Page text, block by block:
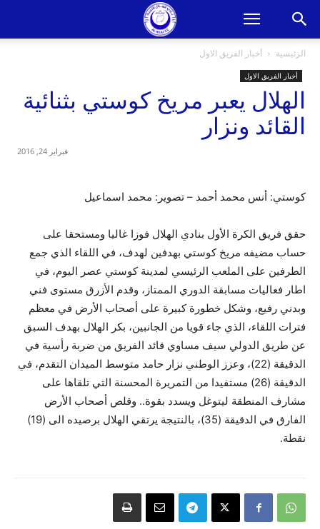
الرئيسية أخبار الفريق الاول
أخبار الفريق الاول
الهلال يعبر مريخ كوستي بثنائية
القائد ونزار
فبراير 24, 2016
كوستي: أنس محمد أحمد – تصوير: محمد اسماعيل
حقق فريق الكرة الأول بنادي الهلال فوزا غاليا ومستحقا على
حساب مضيفه مريخ كوستي بهدفين لهدف، في اللقاء الذي جمع
الطرفين على الملعب الرئيسي لمدينة كوستي عصر اليوم، في
اطار فعاليات مسابقة الدوري الممتاز، وقدم الأزرق مستوى فني
وبدني رفيع، وشكل خطورة كبيرة على أصحاب الأرض في معظم
فترات اللقاء، الذي جاء قويا من الجانبين، بكر الهلال بهدف السبق
عن طريق الدولي سيف مساوي قائد الفريق من ضربة رأسية في
الدقيقة (22)، وعزز الوطني نزار حامد متوسط الميدان التقدم، في
الدقيقة (26) مستفيدا من التمريرة المحسنة التي تلقاها على
مشارف المنطقة ليتوغل ويسدد بقوة.. وقلص أصحاب الأرض
الفارق في الدقيقة (35)، بالنتيجة يرتقي الهلال برصيده الى (19)
نقطة.